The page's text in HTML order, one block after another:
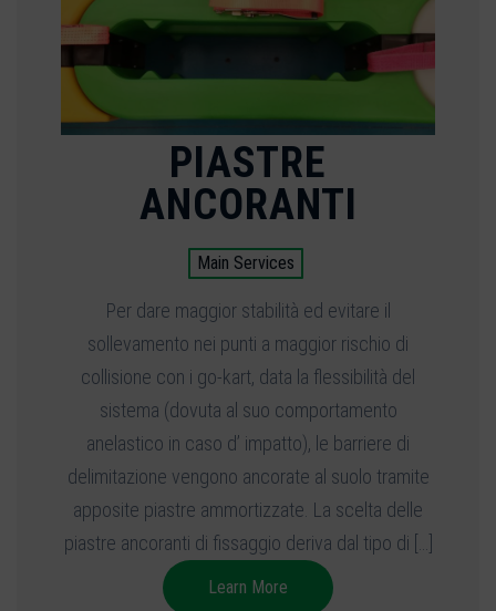
PIASTRE
ANCORANTI
Main Services
Per dare maggior stabilità ed evitare il
sollevamento nei punti a maggior rischio di
collisione con i go-kart, data la flessibilità del
sistema (dovuta al suo comportamento
anelastico in caso d’ impatto), le barriere di
delimitazione vengono ancorate al suolo tramite
apposite piastre ammortizzate. La scelta delle
piastre ancoranti di fissaggio deriva dal tipo di […]
Learn More